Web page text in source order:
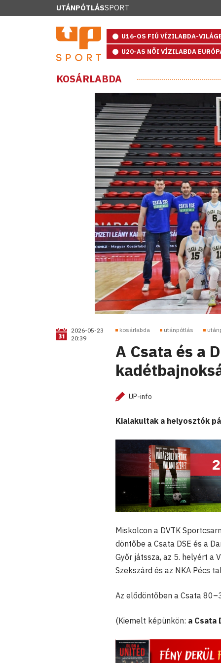
UTÁNPÓTLÁSSPORT
U16-OS FIÚ VÍZILABDA-
U20-AS NŐI VÍZILABDA
KOSÁRLABDA
2026-05-23
20:39
kosárlabda utánpótlás
A Csata és a
UP-info
Kialakultak a helyosztók
Miskolcon a DVTK
döntőbe a Csata DSE és a
Győr játssza, az 5. helyért a
Szekszárd és az NKA Pécs
Az elődöntőben a Csata
(Kiemelt képünkön: a Csata